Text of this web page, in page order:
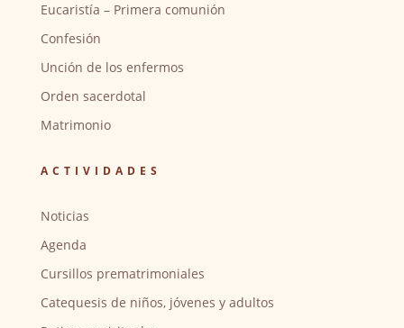
Eucaristía – Primera comunión
Confesión
Unción de los enfermos
Orden sacerdotal
Matrimonio
ACTIVIDADES
Noticias
Agenda
Cursillos prematrimoniales
Catequesis de niños, jóvenes y adultos